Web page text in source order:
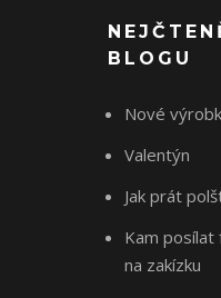
BLOGU
Nové
Valentýn
Jak prát
Kam
na zakízku